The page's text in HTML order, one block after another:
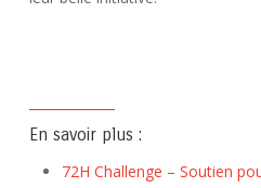
En savoir plus :
72H Challenge – Soutien